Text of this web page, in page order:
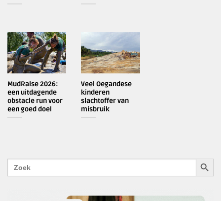
MudRaise 2026:
een uitdagende
obstacle run voor
een goed doel
Veel Oegandese
kinderen
slachtoffer van
misbruik
Zoek
naar: